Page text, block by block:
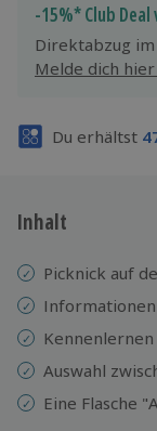
Jeder
Maximale
3 Jahre gültig &
-15%* Club
Direktabzug
Melde dich hier
Du erhältst
Inhalt
Picknick auf
Auswahl
Eine Flasche